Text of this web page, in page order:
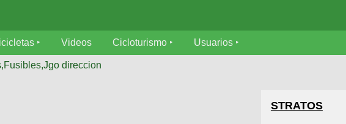
Videos Cicloturismo Usuarios
direccion
STRATOS